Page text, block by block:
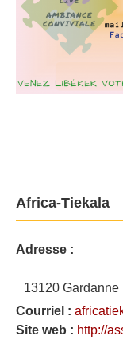
Africa-Tiekala
Adresse :
13120 Gardanne
Courriel :
Site web : http://